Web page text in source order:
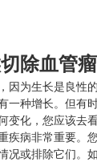
除血管
因为生长是良性
一种增长。但有
变化，您应该去
疾病非常重要。
况或排除它们。